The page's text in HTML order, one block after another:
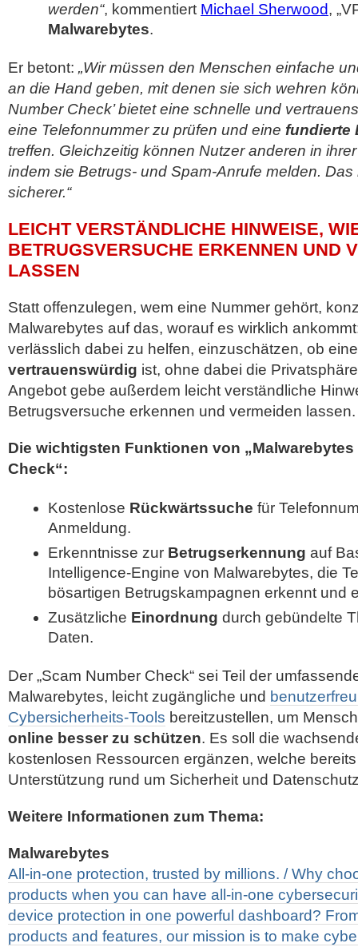
werden“, kommentiert Michael Sherwood,
Malwarebytes.
Er betont: „Wir müssen den Menschen einfache
an die Hand geben, mit denen sie sich wehren
Number Check’ bietet eine schnelle und
eine Telefonnummer zu prüfen und eine fundierte
treffen. Gleichzeitig können Nutzer anderen in
indem sie Betrugs- und Spam-Anrufe melden.
sicherer.“
LEICHT VERSTÄNDLICHE HINWEISE,
BETRUGSVERSUCHE ERKENNEN UND
LASSEN
Statt offenzulegen, wem eine Nummer gehört,
Malwarebytes auf das, worauf es wirklich
verlässlich dabei zu helfen, einzuschätzen, ob
vertrauenswürdig ist, ohne dabei die
Angebot gebe außerdem leicht verständliche
Betrugsversuche erkennen und vermeiden lassen.
Die wichtigsten Funktionen von „Malwarebytes
Check“:
Kostenlose Rückwärtssuche für
Anmeldung.
Erkenntnisse zur Betrugserkennung auf
Intelligence-Engine von Malwarebytes, die
bösartigen Betrugskampagnen erkennt und
Zusätzliche Einordnung durch gebündelte
Daten.
Der „Scam Number Check“ sei Teil der
Malwarebytes, leicht zugängliche und
Cybersicherheits-Tools bereitzustellen, um
online besser zu schützen. Es soll die
kostenlosen Ressourcen ergänzen, welche
Unterstützung rund um Sicherheit und
Weitere Informationen zum Thema:
Malwarebytes
All-in-one protection, trusted by millions. / Why
products when you can have all-in-one
device protection in one powerful dashboard?
products and features, our mission is to make